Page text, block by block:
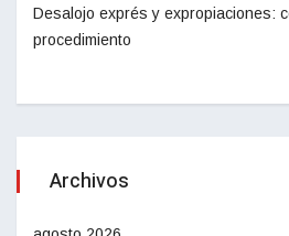
Desalojo exprés y expropiaciones:
procedimiento
Archivos